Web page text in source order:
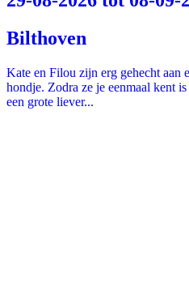
Bilthoven
Kate en Filou zijn erg gehecht aan
hondje. Zodra ze je eenmaal kent
een grote liever...